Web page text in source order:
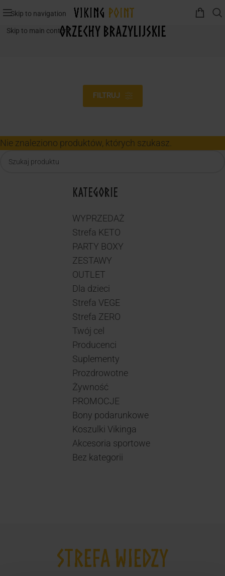
Skip to navigation
Skip to main contentorzechy brazylijskie
KATEGORIE
WYPRZEDAŻ
Strefa KETO
PARTY BOXY
ZESTAWY
OUTLET
Dla dzieci
Strefa VEGE
Strefa ZERO
Twój cel
Producenci
Suplementy
Prozdrowotne
Żywność
PROMOCJE
Bony podarunkowe
Koszulki Vikinga
Akcesoria sportowe
Bez kategorii
FILTRUJ
Nie znaleziono produktów, których szukasz.
STREFA WIEDZY